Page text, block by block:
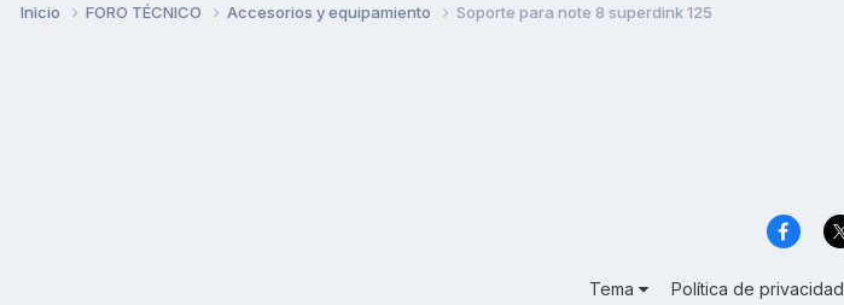
Inicio FORO TÉCNICO Accesorios y equipamiento Soporte para note 8 superdink 125
Tema Política de privacidad